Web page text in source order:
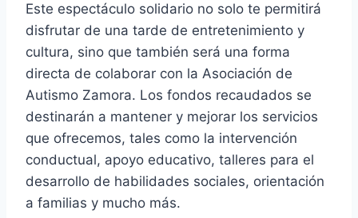
Este espectáculo solidario no solo te permitirá
disfrutar de una tarde de entretenimiento y
cultura, sino que también será una forma
directa de colaborar con la Asociación de
Autismo Zamora. Los fondos recaudados se
destinarán a mantener y mejorar los servicios
que ofrecemos, tales como la intervención
conductual, apoyo educativo, talleres para el
desarrollo de habilidades sociales, orientación
a familias y mucho más.